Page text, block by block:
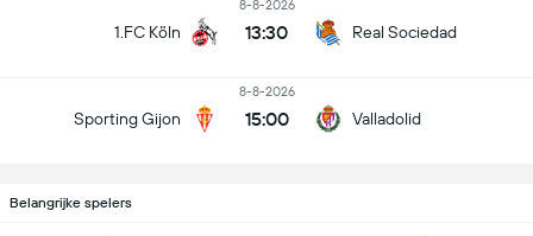
1.FC Köln
8-8-2026
13:30 Real Sociedad
Sporting Gijon
8-8-2026
15:00 Valladolid
Belangrijke spelers